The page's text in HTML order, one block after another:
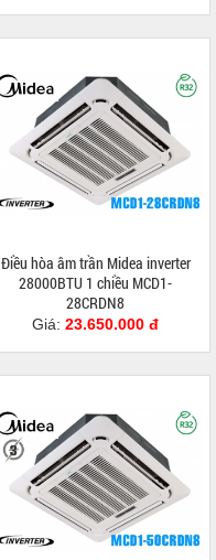
Điều hòa âm trần Midea inverter
28000BTU 1 chiều MCD1-
28CRDN8
Giá: 23.650.000 đ